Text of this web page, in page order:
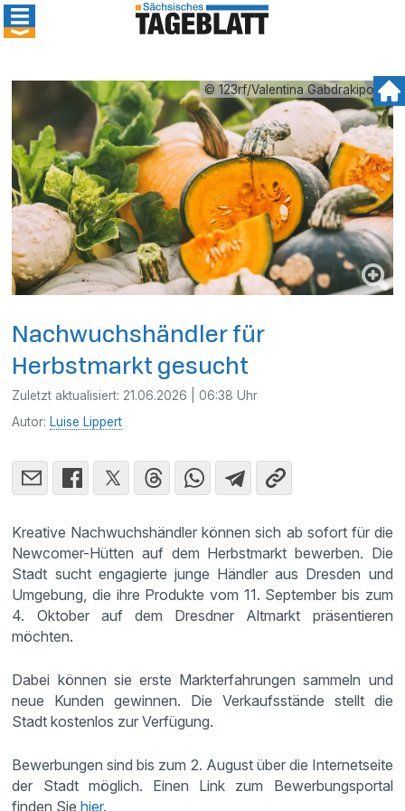
© 123rf/Valentina Gabdrakipova
Nachwuchshändler für
Herbstmarkt gesucht
Zuletzt aktualisiert: 21.06.2026 | 06:38 Uhr
Autor: Luise Lippert
Kreative Nachwuchshändler können sich ab sofort für die
Newcomer-Hütten auf dem Herbstmarkt bewerben. Die
Stadt sucht engagierte junge Händler aus Dresden und
Umgebung, die ihre Produkte vom 11. September bis zum
4. Oktober auf dem Dresdner Altmarkt präsentieren
möchten.
Dabei können sie erste Markterfahrungen sammeln und
neue Kunden gewinnen. Die Verkaufsstände stellt die
Stadt kostenlos zur Verfügung.
Bewerbungen sind bis zum 2. August über die Internetseite
der Stadt möglich. Einen Link zum Bewerbungsportal
finden Siehier.